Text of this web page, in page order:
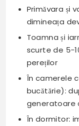
Primăvara și
dimineața
Toamna și
scurte de 5-
pereților
În camerele
bucătărie):
generatoare
În dormitor: